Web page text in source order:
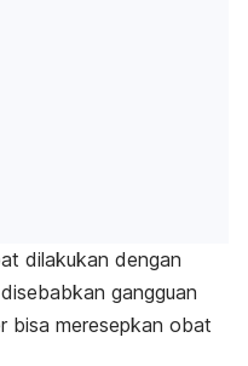
dilakukan dengan
gangguan
bisa meresepkan obat